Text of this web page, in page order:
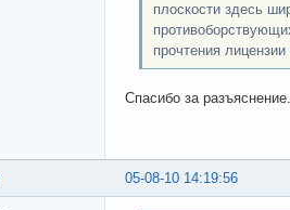
плоскости здесь
прочтения лицензии
Спасибо за
05-08-10 14:19:56